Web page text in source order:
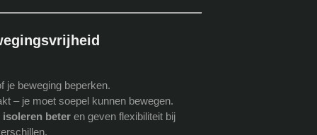
je beweging beperken.
– je moet soepel kunnen bewegen.
isoleren beteren geven flexibiliteit bij